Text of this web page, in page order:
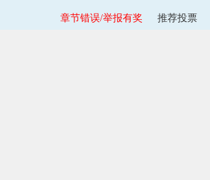
章节错误/举报有奖 推荐投票